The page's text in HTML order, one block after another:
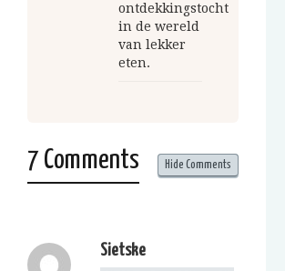
ontdekkingstocht
in de wereld
van lekker
eten.
7 Comments Hide Comments
Sietske